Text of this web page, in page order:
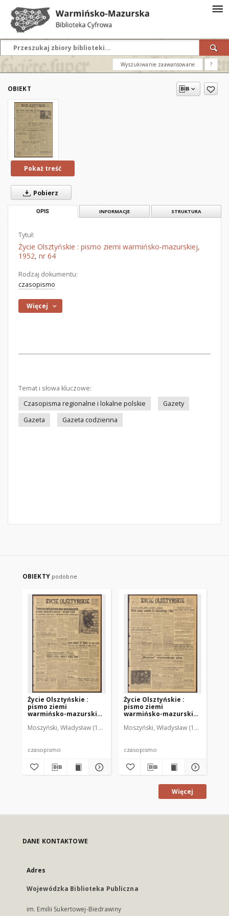
Wyszukiwanie zaawansowane ?
OBIEKT
Pokaż treść
Pobierz
OPIS INFORMACJE STRUKTURA
Tytuł:
Życie Olsztyńskie : pismo ziemi warmińsko-mazurskiej,
1952, nr 64
Rodzaj dokumentu:
czasopismo
Więcej
Temat i słowa kluczowe:
Czasopisma regionalne i lokalne polskie
Gazety
Gazeta
Gazeta codzienna
OBIEKTY podobne
Życie Olsztyńskie :
pismo ziemi
warmińsko-mazurskiej,
Moszyński, Władysław (1922-2001). Red. Mroczkowski, Włodzimierz
czasopismo
Życie Olsztyńskie :
pismo ziemi
warmińsko-mazurskiej,
Moszyński, Władysław (1922-2001).
czasopismo
Więcej
DANE KONTAKTOWE
Adres
Wojewódzka Biblioteka Publiczna
im. Emilii Sukertowej-Biedrawiny